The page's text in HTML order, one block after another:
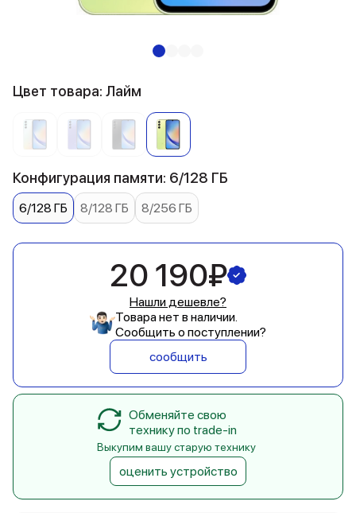
Цвет товара: Лайм
Конфигурация памяти: 6/128 ГБ
6/128 ГБ 8/128 ГБ 8/256 ГБ
20 190₽
Нашли дешевле?
Товара нет в наличии.
Сообщить о поступлении?
сообщить
Обменяйте свою
технику по trade-in
Выкупим вашу старую технику
оценить устройство